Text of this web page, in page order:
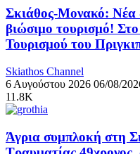
Σκιάθος-Μονακό: Νέα
βιώσιμο τουρισμό!
Τουρισμού του
Skiathos Channel
6 Αυγούστου 2026 06/08/
11.8K
Άγρια συμπλοκή στη